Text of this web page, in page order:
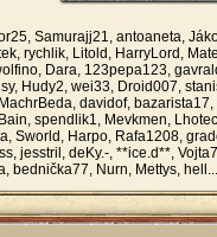
Samurajj21, antoaneta,
rychlik, Litold, HarryLord,
Dara, 123pepa123,
Hudy2, wei33, Droid007,
davidof,
spendlik1, Mevkmen,
Sworld, Harpo, Rafa1208,
jesstril, deKy.-, **ice.d**,
bednička77, Nurn, Mettys,